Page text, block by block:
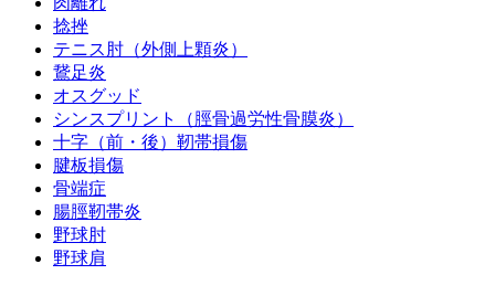
捻挫
テニス肘（外側上顆炎）
鵞足炎
オスグッド
シンスプリント（脛骨過労性骨膜炎）
十字（前・後）靭帯損傷
腱板損傷
骨端症
腸脛靭帯炎
野球肘
野球肩